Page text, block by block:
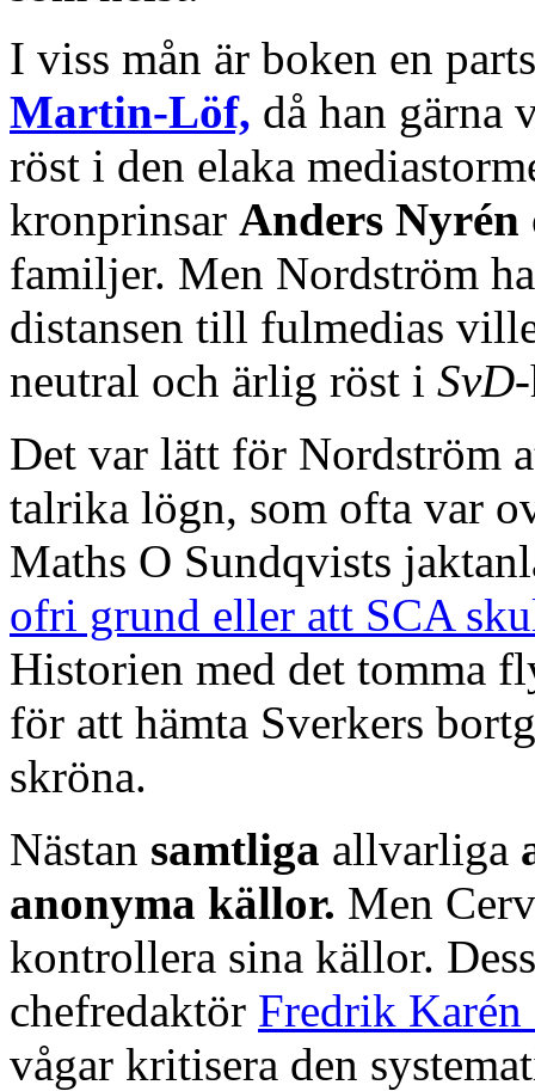
I viss mån är boken en
Martin-Löf, då han gärna
röst i den elaka
kronprinsar Anders Nyrén
familjer. Men Nordström
distansen till fulmedias
neutral och ärlig röst i SvD
Det var lätt för Nordström
talrika lögn, som ofta var
Maths O Sundqvists
ofri grund eller att SCA
Historien med det tomma
för att hämta Sverkers
skröna.
Nästan samtliga allvarliga
anonyma källor. Men
kontrollera sina källor.
chefredaktör Fredrik Karén
vågar kritisera den